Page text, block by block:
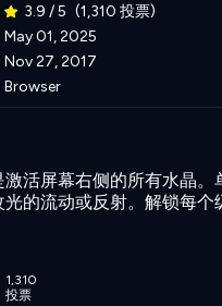
3.9 / 5 (1,310 投票)
May 01, 2025
Nov 27, 2017
Browser
活屏幕右侧的所有水晶。
的流动或反射。解锁每个
1,310
投票